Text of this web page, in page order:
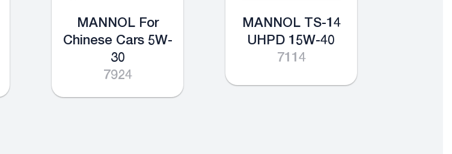
MANNOL For
Chinese Cars 5W-
30
7924
MANNOL TS-14
UHPD 15W-40
7114